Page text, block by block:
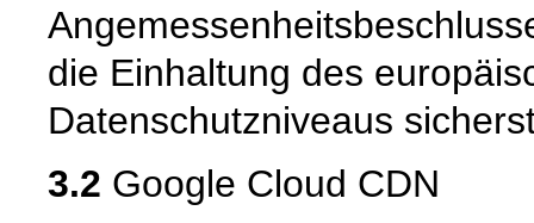
die Einhaltung des
Datenschutzniveaus
3.2 Google Cloud CDN